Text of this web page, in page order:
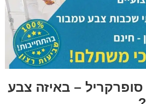
סופרקריל – באיזה צבע